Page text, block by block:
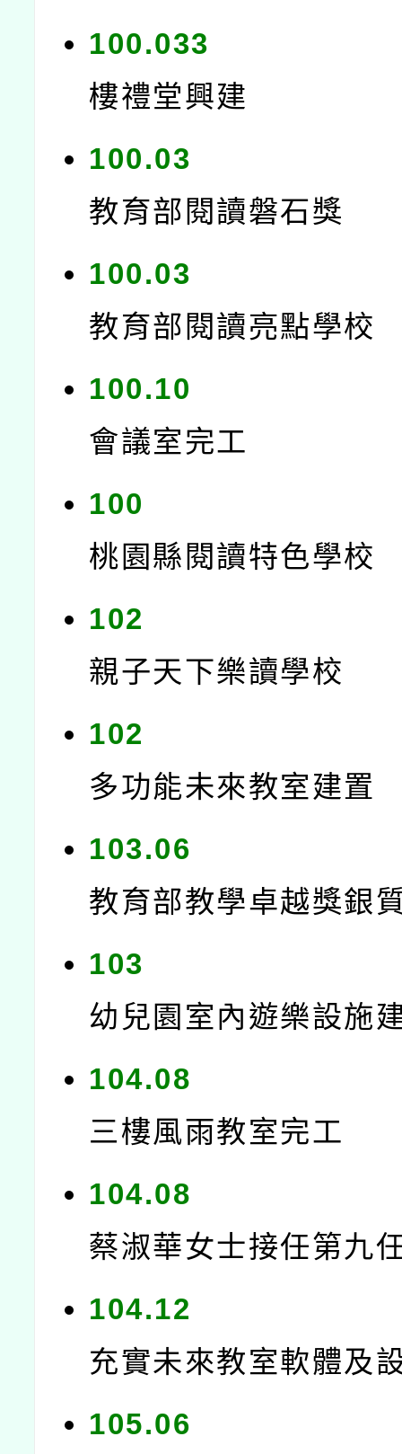
100.033
樓禮堂興建
100.03
教育部閱讀磐石獎
100.03
教育部閱讀亮點學校
100.10
會議室完工
100
桃園縣閱讀特色學校
102
親子天下樂讀學校
102
多功能未來教室建置
103.06
教育部教學卓越獎銀
103
幼兒園室內遊樂設施
104.08
三樓風雨教室完工
104.08
蔡淑華女士接任第九
104.12
充實未來教室軟體及
105.06